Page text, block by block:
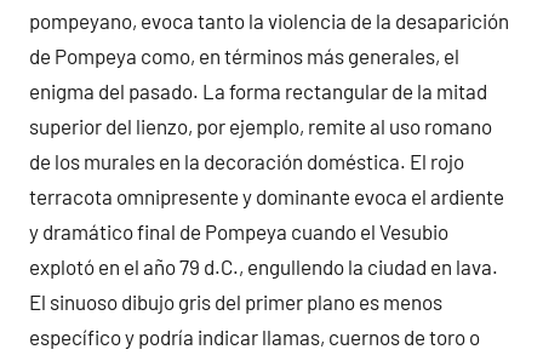
pompeyano, evoca tanto la violencia de la desaparición
de Pompeya como, en términos más generales, el
enigma del pasado. La forma rectangular de la mitad
superior del lienzo, por ejemplo, remite al uso romano
de los murales en la decoración doméstica. El rojo
terracota omnipresente y dominante evoca el ardiente
y dramático final de Pompeya cuando el Vesubio
explotó en el año 79 d.C., engullendo la ciudad en lava.
El sinuoso dibujo gris del primer plano es menos
específico y podría indicar llamas, cuernos de toro o